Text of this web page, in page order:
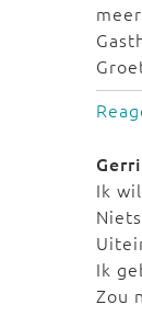
Ik
Ik
Zou